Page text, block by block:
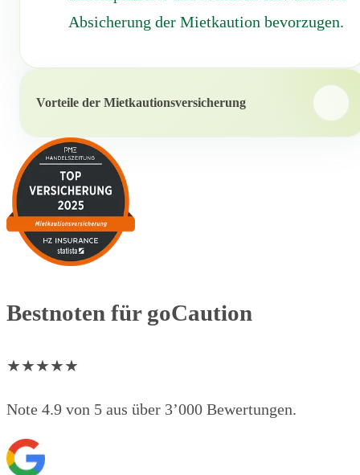
Absicherung der Mietkaution bevorzugen.
Vorteile der Mietkautionsversicherung
Bestnoten für goCaution
★★★★★
Note 4.9 von 5 aus über 3’000 Bewertungen.